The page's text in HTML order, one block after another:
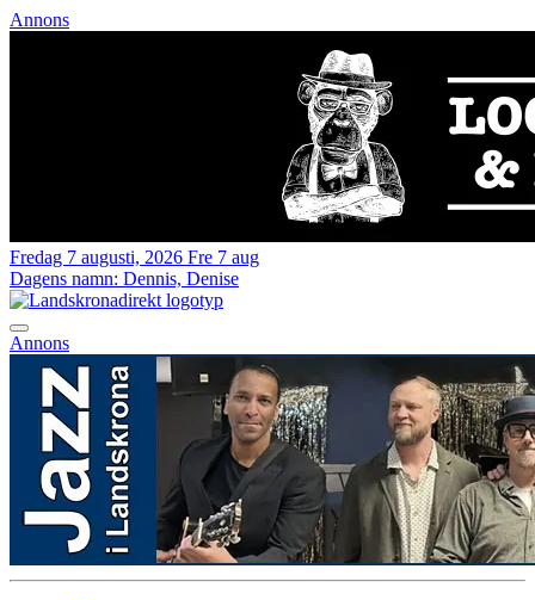
Annons
Fredag 7 augusti, 2026 Fre 7 aug
Dagens namn: Dennis, Denise
Annons